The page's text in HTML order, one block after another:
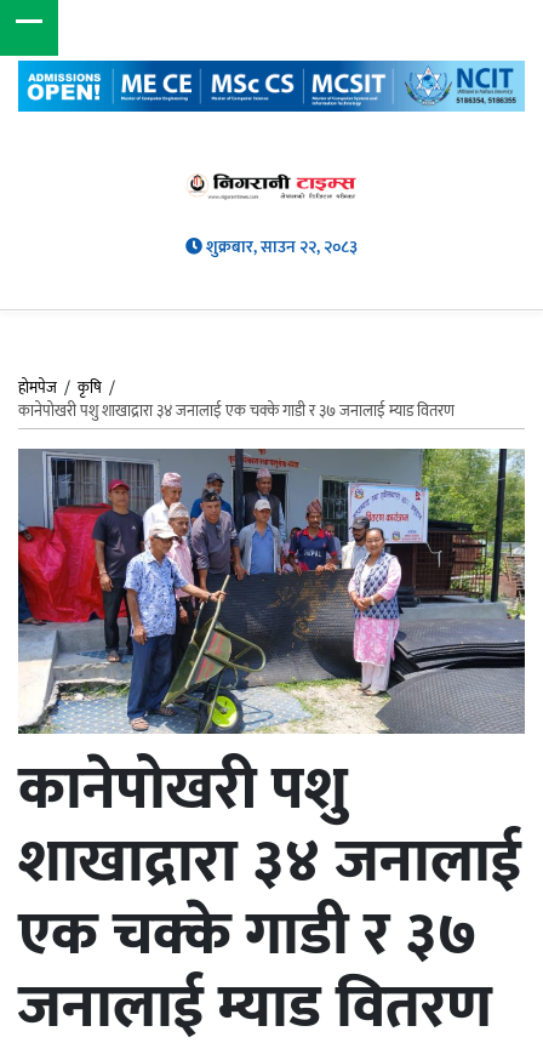
शुक्रबार, साउन २२, २०८३
होमपेज /कृषि /
कानेपोखरी पशु शाखाद्रारा ३४ जनालाई एक चक्के गाडी र ३७ जनालाई म्याड वितरण
कानेपोखरी पशु
शाखाद्रारा ३४ जनालाई
एक चक्के गाडी र ३७
जनालाई म्याड वितरण